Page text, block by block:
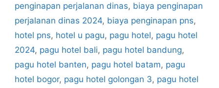
penginapan perjalanan dinas, biaya penginapan
perjalanan dinas 2024, biaya penginapan pns,
hotel pns, hotel u pagu, pagu hotel, pagu hotel
2024, pagu hotel bali, pagu hotel bandung,
pagu hotel banten, pagu hotel batam, pagu
hotel bogor, pagu hotel golongan 3, pagu hotel